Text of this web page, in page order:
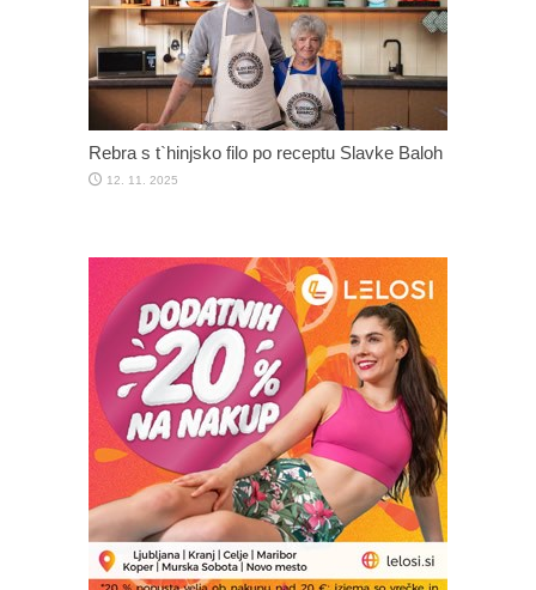
Rebra s t`hinjsko filo po receptu Slavke Baloh
12. 11. 2025